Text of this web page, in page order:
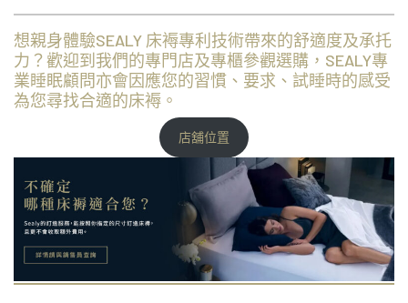
想親身體驗SEALY 床褥專利技術帶來的舒適度及承托
力？歡迎到我們的專門店及專櫃參觀選購，SEALY專
業睡眠顧問亦會因應您的習慣、要求、試睡時的感受
為您尋找合適的床褥。
店舖位置